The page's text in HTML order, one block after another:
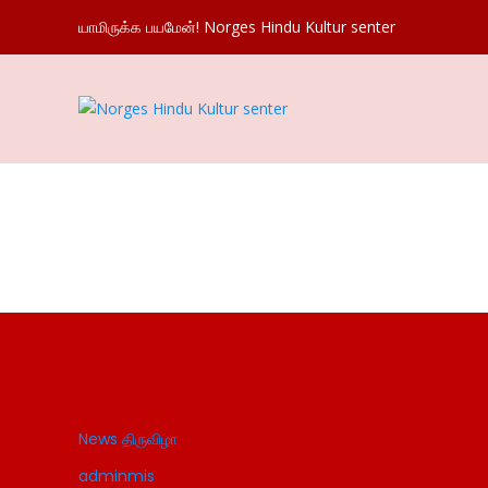
யாமிருக்க பயமேன்! Norges Hindu Kultur senter
News திருவிழா
adminmis